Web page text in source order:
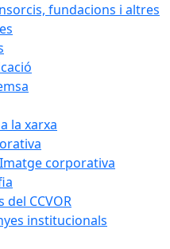
fundacions i altres
la xarxa
corporativa
del CCVOR
institucionals